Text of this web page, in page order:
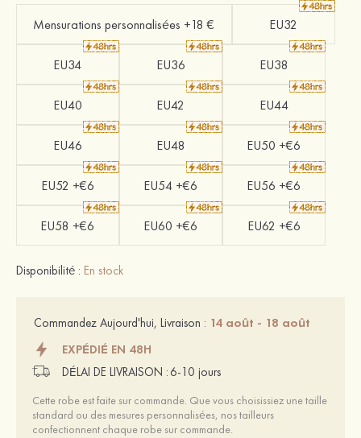
Mensurations personnalisées +18 € EU32
EU34 EU36 EU38
EU40 EU42 EU44
EU46 EU48 EU50 +€6
EU52 +€6 EU54 +€6 EU56 +€6
EU58 +€6 EU60 +€6 EU62 +€6
Disponibilité : En stock
Commandez Aujourd'hui, Livraison : 14 août - 18 août
EXPÉDIÉ EN 48H
DÉLAI DE LIVRAISON : 6-10 jours
Cette robe est faite sur commande. Que vous choisissiez une taille
standard ou des mesures personnalisées, nos tailleurs
confectionnent chaque robe sur commande.